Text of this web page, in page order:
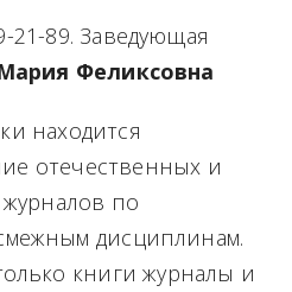
21-89. Заведующая
Феликсовна
находится
отечественных и
по
дисциплинам.
книги журналы и